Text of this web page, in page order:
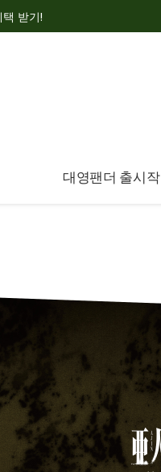
받기!
대영팬더 출시작